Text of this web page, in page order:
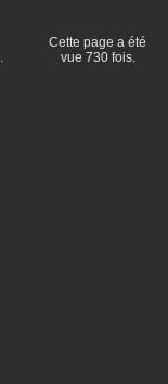
.
Cette page a été
vue 730fois.